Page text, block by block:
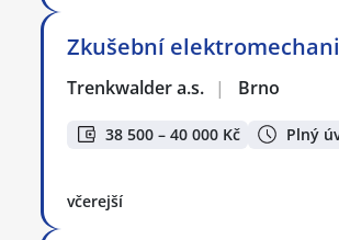
Zkušební
Trenkwalder a.s. | Brno
38 500 – 40 000 Kč Plný
včerejší